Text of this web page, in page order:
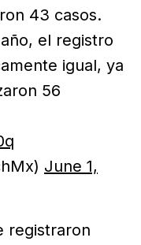
43 casos.
el registro
igual, ya
56
June 1,
registraron